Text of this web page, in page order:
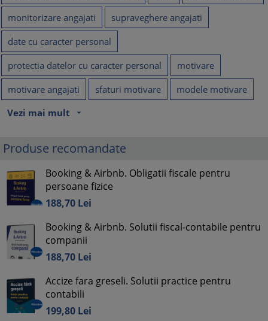
monitorizare angajati
supraveghere angajati
date cu caracter personal
protectia datelor cu caracter personal
motivare
motivare angajati
sfaturi motivare
modele motivare
Vezi mai mult
arrow_drop_down
Produse recomandate
Booking & Airbnb. Obligatii fiscale pentru
persoane fizice
188,70 Lei
Booking & Airbnb. Solutii fiscal-contabile pentru
companii
188,70 Lei
Accize fara greseli. Solutii practice pentru
contabili
199,80 Lei